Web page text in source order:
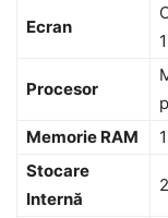
Ecran
Procesor
Memorie RAM
Stocare
Internă